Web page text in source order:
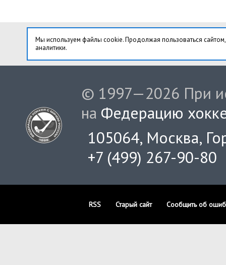
Мы используем файлы cookie. Продолжая пользоваться
аналитики.
© 1997—2026 При
на Федерацию
105064, Москва,
+7 (499) 267-90-80
RSS Старый сайт Сообщить об